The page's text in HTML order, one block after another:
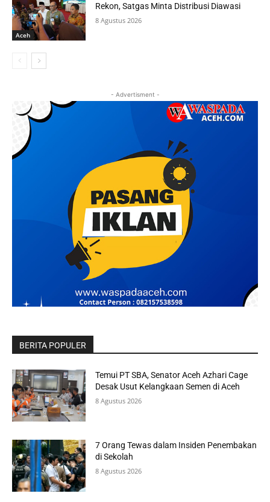
Aceh
Rekon, Satgas Minta Distribusi Diawasi
8 Agustus 2026
- Advertisment -
BERITA POPULER
Temui PT SBA, Senator Aceh Azhari Cage
Desak Usut Kelangkaan Semen di Aceh
8 Agustus 2026
7 Orang Tewas dalam Insiden Penembakan
di Sekolah
8 Agustus 2026